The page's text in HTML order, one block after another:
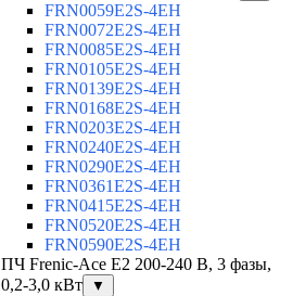
FRN0059E2S-4EH
FRN0072E2S-4EH
FRN0085E2S-4EH
FRN0105E2S-4EH
FRN0139E2S-4EH
FRN0168E2S-4EH
FRN0203E2S-4EH
FRN0240E2S-4EH
FRN0290E2S-4EH
FRN0361E2S-4EH
FRN0415E2S-4EH
FRN0520E2S-4EH
FRN0590E2S-4EH
ПЧ Frenic-Ace E2 200-240 В, 3 фазы,
0,2-3,0 кВт
▼